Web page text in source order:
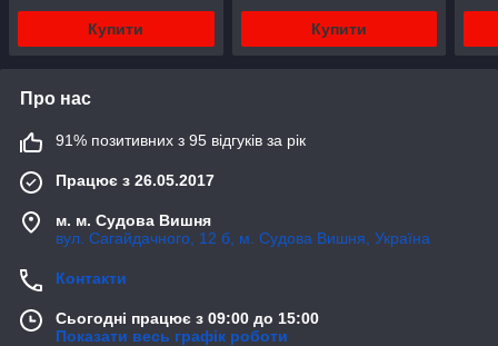
Купити Купити
Про нас
91% позитивних з 95 відгуків за рік
Працює з 26.05.2017
м. м. Судова Вишня
вул. Сагайдачного, 12 б, м. Судова Вишня, Україна
Контакти
Сьогодні працює з 09:00 до 15:00
Показати весь графік роботи